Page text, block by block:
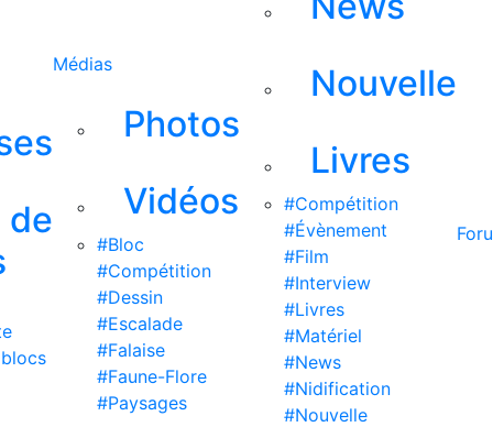
de
Médias
Photos
Vidéos
#Bloc
#Compétition
#Dessin
#Escalade
#Falaise
#Faune-Flore
#Paysages
Nouvelle
Livres
#Compétition
#Évènement
#Film
#Interview
#Livres
#Matériel
#News
#Nidification
#Nouvelle